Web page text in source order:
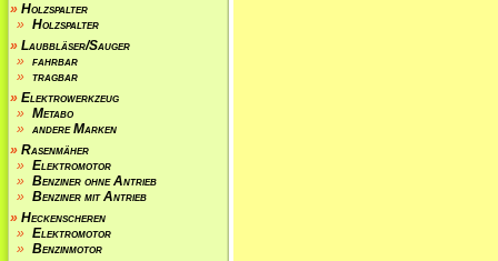
» Holzspalter
» Holzspalter
» Laubbläser/Sauger
» fahrbar
» tragbar
» Elektrowerkzeug
» Metabo
» andere Marken
» Rasenmäher
» Elektromotor
» Benziner ohne Antrieb
» Benziner mit Antrieb
» Heckenscheren
» Elektromotor
» Benzinmotor